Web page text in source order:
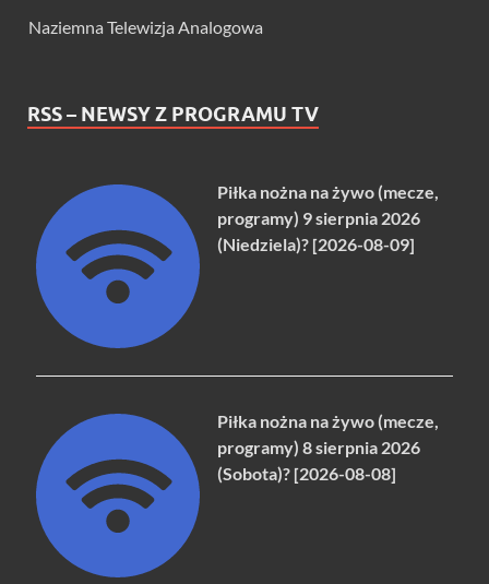
Naziemna Telewizja Analogowa
RSS – NEWSY Z PROGRAMU TV
Piłka nożna na żywo (mecze,
programy) 9 sierpnia 2026
(Niedziela)? [2026-08-09]
Piłka nożna na żywo (mecze,
programy) 8 sierpnia 2026
(Sobota)? [2026-08-08]